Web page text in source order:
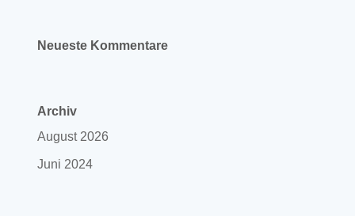
Neueste Kommentare
Archiv
August 2026
Juni 2024